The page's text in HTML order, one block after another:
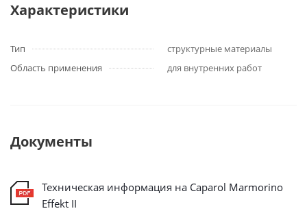
Характеристики
Тип
структурные материалы
Область применения
для внутренних работ
Документы
Техническая информация на Caparol Marmorino
Effekt II